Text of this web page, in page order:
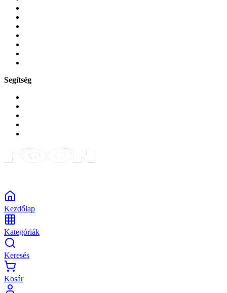
Segítség
Kezdőlap
Kategóriák
Keresés
Kosár